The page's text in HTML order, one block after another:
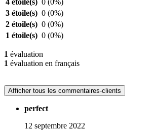
3 étoile(s) 0 (0%)
2 étoile(s) 0 (0%)
1 étoile(s) 0 (0%)
1 évaluation
1 évaluation en français
Afficher tous les commentaires-clients
perfect
12 septembre 2022